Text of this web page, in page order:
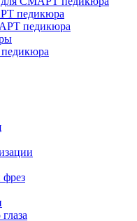
педикюра
педикюра
фрез